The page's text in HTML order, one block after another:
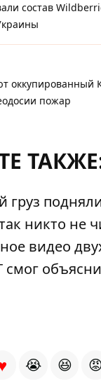
состав
оккупированный
пожар
груз
никто не
видео
смог
😭 😆